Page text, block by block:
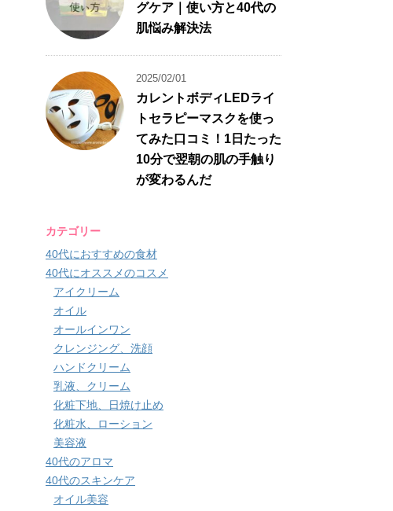
グケア｜使い方と40代の
肌悩み解決法
2025/02/01
カレントボディLEDライ
トセラピーマスクを使っ
てみた口コミ！1日たった
10分で翌朝の肌の手触り
が変わるんだ
カテゴリー
40代におすすめの食材
40代にオススメのコスメ
アイクリーム
オイル
オールインワン
クレンジング、洗顔
ハンドクリーム
乳液、クリーム
化粧下地、日焼け止め
化粧水、ローション
美容液
40代のアロマ
40代のスキンケア
オイル美容